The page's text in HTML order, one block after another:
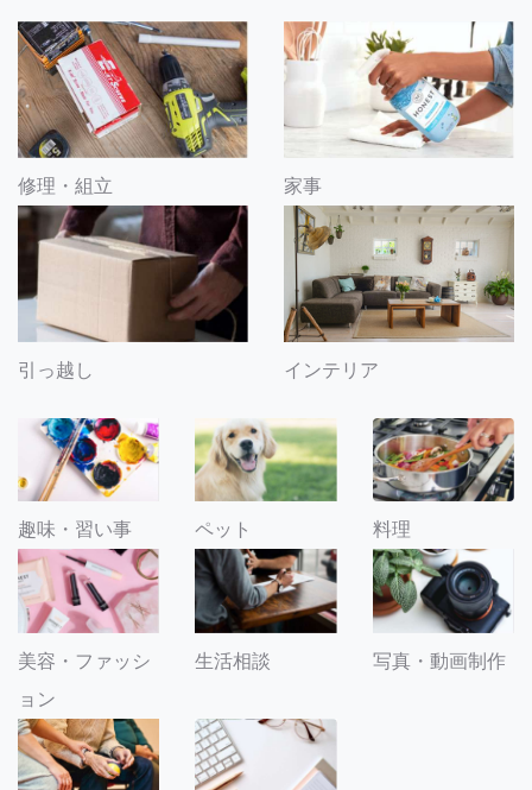
修理・組立 家事
引っ越し インテリア
趣味・習い事 ペット 料理
美容・ファッシ
ョン
生活相談 写真・動画制作